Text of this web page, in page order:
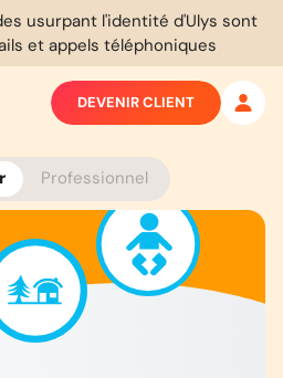
usurpant l'identité d'Ulys sont
et appels téléphoniques
Professionnel
DEVENIR CLIENT